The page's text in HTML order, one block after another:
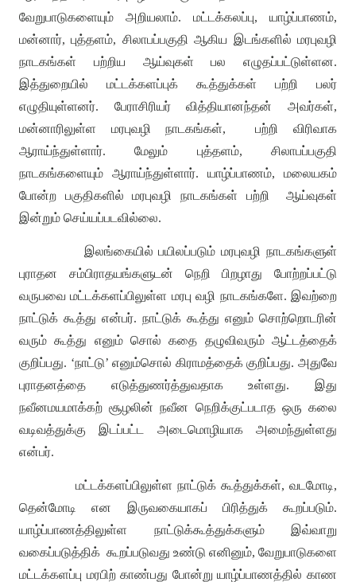
வேறுபாடுகளையும் அறியலாம். மட்டக்கலப்பு, யாழ்ப்பாணம்,
மன்னார்,புத்தளம், சிலாபப்பகுதி ஆகிய இடங்களில் மரபுவழி
நாடகங்கள் பற்றிய ஆய்வுகள் பல எழுதப்பட்டுள்ளன.
இத்துறையில் மட்டக்களப்புக் கூத்துக்கள் பற்றி பலர்
எழுதியுள்ளனர். பேராசிரியர் வித்தியானந்தன் அவர்கள்,
மன்னாரிலுள்ள மரபுவழி நாடகங்கள்,
பற்றி விரிவாக
ஆராய்ந்துள்ளார்.மேலும் புத்தளம்,சிலாபப்பகுதி
நாடகங்களையும் ஆராய்ந்துள்ளார். யாழ்ப்பாணம், மலையகம்
போன்ற பகுதிகளில் மரபுவழி நாடகங்கள் பற்றி
ஆய்வுகள்
இன்றும் செய்யப்படவில்லை.
இலங்கையில் பயிலப்படும் மரபுவழி நாடகங்களுள்
புராதன சம்பிராதயங்களுடன் நெறி பிறழாது போற்றப்பட்டு
வருபவை மட்டக்களப்பிலுள்ள மரபு வழி நாடகங்களே. இவற்றை
நாட்டுக் கூத்து என்பர். நாட்டுக் கூத்து எனும் சொற்றொடரின்
வரும் கூத்து எனும் சொல் கதை தழுவிவரும் ஆட்டத்தைக்
குறிப்பது. ‘நாட்டு’எனும்சொல் கிராமத்தைக் குறிப்பது.அதுவே
புராதனத்தை எடுத்துணர்த்துவதாக உள்ளது. இது
நவீனமயமாக்கற் சூழலின் நவீன நெறிக்குட்படாத ஒரு கலை
வடிவத்துக்கு இடப்பட்ட அடைமொழியாக அமைந்துள்ளது
என்பர்.
மட்டக்களப்பிலுள்ள நாட்டுக் கூத்துக்கள்,வடமோடி,
தென்மோடி என இருவகையாகப் பிரித்துக் கூறப்படும்.
யாழ்ப்பாணத்திலுள்ள நாட்டுக்கூத்துக்களும் இவ்வாறு
வகைப்படுத்திக் கூறப்படுவது உண்டு எனினும், வேறுபாடுகளை
மட்டக்களப்பு மரபிற் காண்பது போன்று யாழ்ப்பாணத்தில் காண